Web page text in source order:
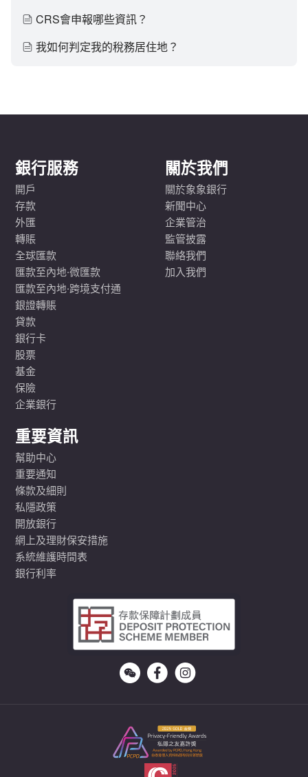
CRS會申報哪些資訊？
我如何判定我的稅務居住地？
銀行服務
開戶
存款
外匯
轉賬
全球匯款
匯款至內地·微匯款
匯款至內地·跨境支付通
銀證轉賬
貸款
銀行卡
股票
基金
保險
企業銀行
關於我們
關於象象銀行
新聞中心
企業管治
監管披露
聯絡我們
加入我們
重要資訊
幫助中心
重要通知
條款及細則
私隱政策
開放銀行
網上及理財保安措施
系統維護時間表
銀行利率